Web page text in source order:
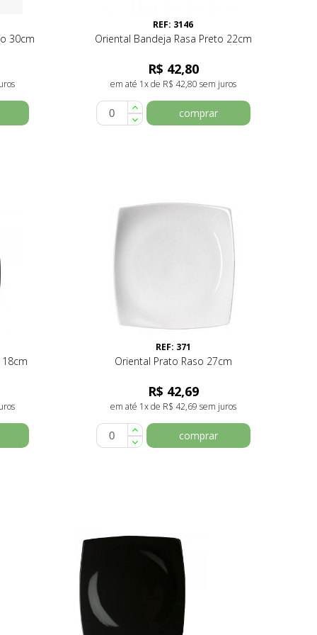
30cm
REF: 3146
Oriental Bandeja Rasa Preto 22cm
R$ 42,80
em até 1x de R$ 42,80 sem juros
comprar
REF: 371
Oriental Prato Raso 27cm
R$ 42,69
em até 1x de R$ 42,69 sem juros
comprar